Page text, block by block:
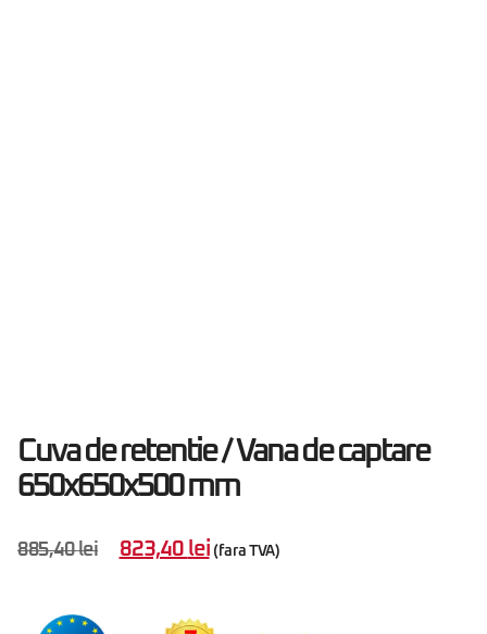
Cuva de retentie / Vana de captare
650x650x500 mm
885,40lei 823,40 lei (fara TVA)